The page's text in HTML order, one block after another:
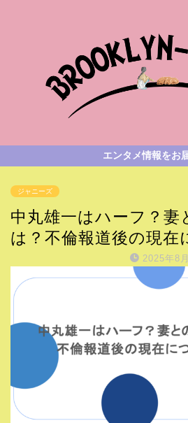
エンタメ情報をお
ジャニーズ
中丸雄一はハーフ？妻
は？不倫報道後の現在
2025年8